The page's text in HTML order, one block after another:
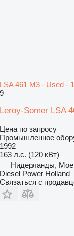
LSA 461 M3 - Used -
9
Leroy-Somer LSA
Цена по запросу
Промышленное
1992
163 л.с. (120 кВт)
Нидерланды,
Diesel Power Holland
Связаться с